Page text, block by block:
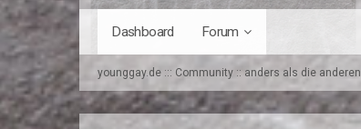
Dashboard Forum
younggay.de ::: Community :: anders als die anderen